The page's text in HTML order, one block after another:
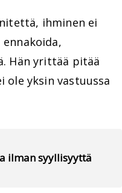
ihminen ei
Hän yrittää pitää
ole yksin vastuussa
ilman syyllisyyttä